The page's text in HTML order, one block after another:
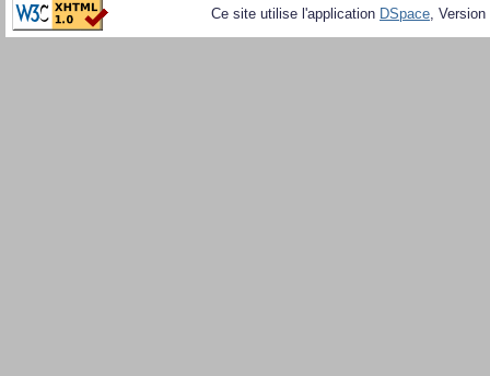
Ce site utilise l'application DSpace,